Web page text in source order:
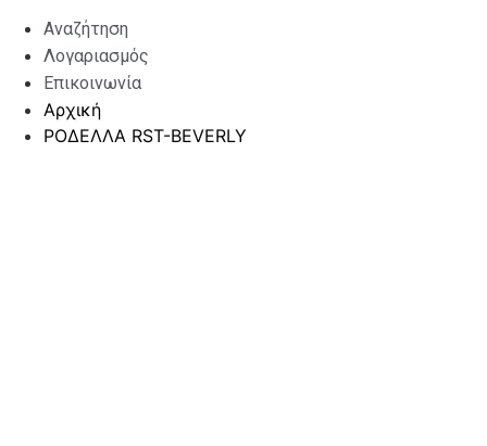
Αναζήτηση
Λογαριασμός
Επικοινωνία
Αρχική
ΡΟΔΕΛΛΑ RST-BEVERLY